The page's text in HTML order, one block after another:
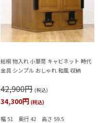
総桐 物入れ 小箪笥 キャビネット 時代
金具 シンプル おしゃれ 和風 収納
42,900円 (税込)
34,300円 (税込)
幅 51 奥行 42 高さ 59.5